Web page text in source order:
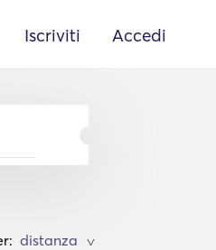
Iscriviti Accedi
>